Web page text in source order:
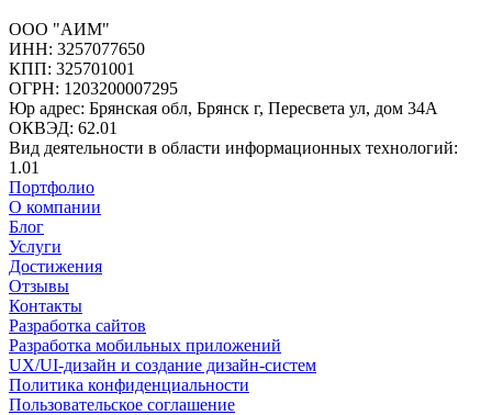
ООО "АИМ"
ИНН: 3257077650
КПП: 325701001
ОГРН: 1203200007295
Юр адрес: Брянская обл, Брянск г, Пересвета ул, дом 34А
ОКВЭД: 62.01
Вид деятельности в области информационных технологий:
1.01
Портфолио
О компании
Блог
Услуги
Достижения
Отзывы
Контакты
Разработка сайтов
Разработка мобильных приложений
UX/UI-дизайн и создание дизайн-систем
Политика конфиденциальности
Пользовательское соглашение